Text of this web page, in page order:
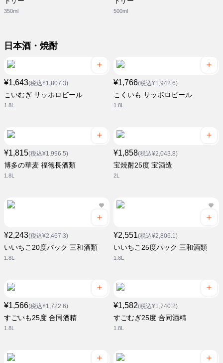
350ml 500ml
日本酒・焼酎
¥1,643(税込¥1,807.3)
こいむぎ サッポロビール
1.8L
¥1,766(税込¥1,942.6)
こくいも サッポロビール
1.8L
¥1,815(税込¥1,996.5)
博多の華麦 福徳長酒類
1.8L
¥1,858(税込¥2,043.8)
宝焼酎25度 宝酒造
2L
¥2,243(税込¥2,467.3)
いいちこ20度パック 三和酒類
1.8L
¥2,551(税込¥2,806.1)
いいちこ25度パック 三和酒類
1.8L
¥1,566(税込¥1,722.6)
すごいも25度 合同酒精
1.8L
¥1,582(税込¥1,740.2)
すごむぎ25度 合同酒精
1.8L